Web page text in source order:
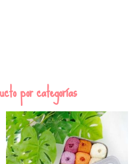
por categorías